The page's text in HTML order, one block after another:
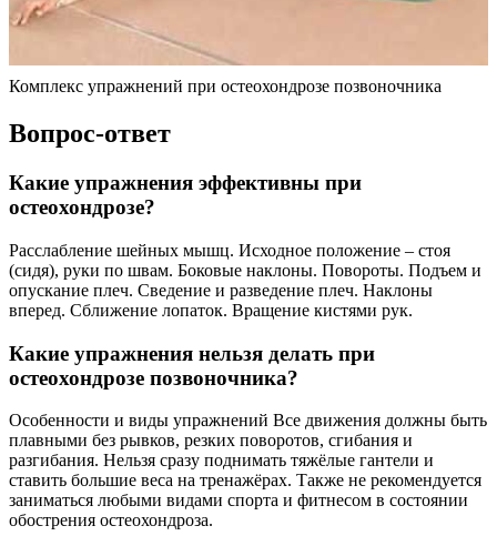
Комплекс упражнений при остеохондрозе позвоночника
Вопрос-ответ
Какие упражнения эффективны при
остеохондрозе?
Расслабление шейных мышц. Исходное положение – стоя
(сидя), руки по швам. Боковые наклоны. Повороты. Подъем и
опускание плеч. Сведение и разведение плеч. Наклоны
вперед. Сближение лопаток. Вращение кистями рук.
Какие упражнения нельзя делать при
остеохондрозе позвоночника?
Особенности и виды упражнений Все движения должны быть
плавными без рывков, резких поворотов, сгибания и
разгибания. Нельзя сразу поднимать тяжёлые гантели и
ставить большие веса на тренажёрах. Также не рекомендуется
заниматься любыми видами спорта и фитнесом в состоянии
обострения остеохондроза.